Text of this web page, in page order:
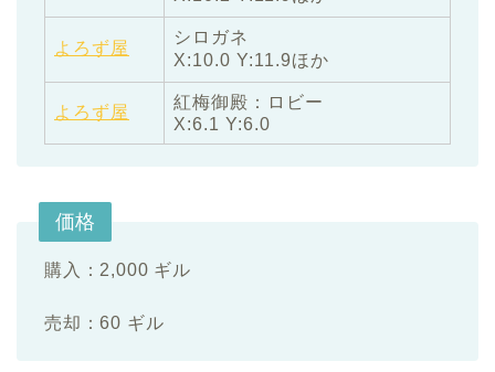
よろず屋
シロガネ
X:10.0 Y:11.9ほか
よろず屋
紅梅御殿：ロビー
X:6.1 Y:6.0
価格
購入：2,000 ギル
売却：60 ギル